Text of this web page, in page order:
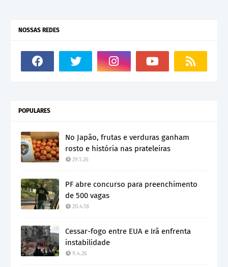
NOSSAS REDES
POPULARES
No Japão, frutas e verduras ganham
rosto e história nas prateleiras
29.1.26
PF abre concurso para preenchimento
de 500 vagas
20.4.18
Cessar-fogo entre EUA e Irã enfrenta
instabilidade
9.4.26